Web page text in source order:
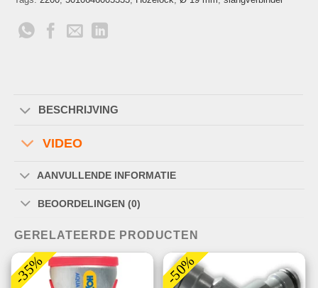
BESCHRIJVING
VIDEO
AANVULLENDE INFORMATIE
BEOORDELINGEN (0)
GERELATEERDE PRODUCTEN
-35% -50%